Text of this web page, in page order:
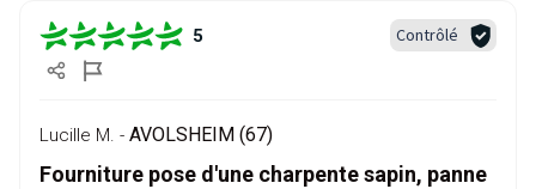
5 Contrôlé
Lucille M. - AVOLSHEIM (67)
Fourniture pose d'une charpente sapin, panne